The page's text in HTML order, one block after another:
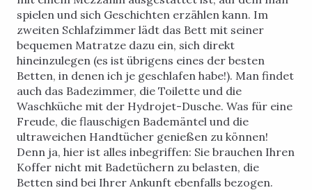
spielen und sich Geschichten erzählen kann. Im
zweiten Schlafzimmer lädt das Bett mit seiner
bequemen Matratze dazu ein, sich direkt
hineinzulegen (es ist übrigens eines der besten
Betten, in denen ich je geschlafen habe!). Man findet
auch das Badezimmer, die Toilette und die
Waschküche mit der Hydrojet-Dusche. Was für eine
Freude, die flauschigen Bademäntel und die
ultraweichen Handtücher genießen zu können!
Denn ja, hier ist alles inbegriffen: Sie brauchen Ihren
Koffer nicht mit Badetüchern zu belasten, die
Betten sind bei Ihrer Ankunft ebenfalls bezogen.